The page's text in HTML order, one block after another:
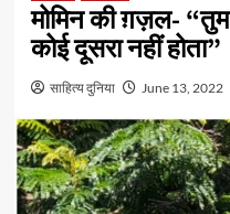
मोमिन की ग़ज़ल- “तुम
कोई दूसरा नहीं होता”
साहित्य दुनिया June 13, 2022